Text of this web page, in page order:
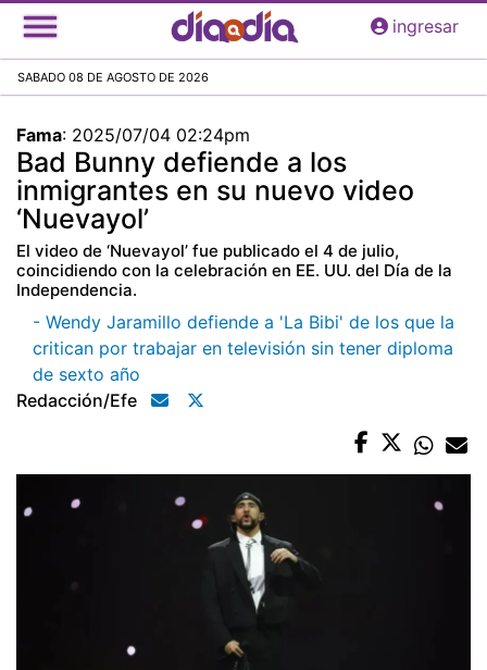
Pasar
al
principal
ingresar
SABADO 08 DE AGOSTO DE 2026
Fama: 2025/07/04 02:24pm
Bad Bunny defiende a los
inmigrantes en su nuevo video
‘Nuevayol’
El video de ‘Nuevayol’ fue publicado el 4 de julio,
coincidiendo con la celebración en EE. UU. del Día de la
Independencia.
- Wendy Jaramillo defiende a 'La Bibi' de los que la
critican por trabajar en televisión sin tener diploma
de sexto año
Redacción/efe